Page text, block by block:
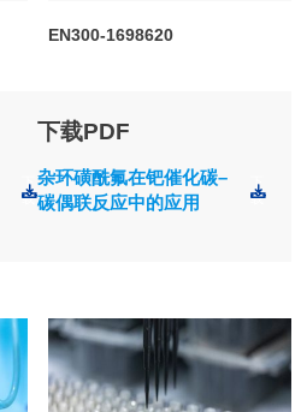
EN300-1698620
下
载
下载PDF
杂环磺酰氟在钯催化碳–
碳偶联反应中的应用
下
载